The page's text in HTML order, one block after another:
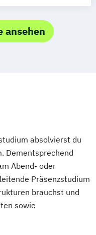
ansehen
absolvierst du
Dementsprechend
Abend- oder
Präsenzstudium
brauchst und
sowie